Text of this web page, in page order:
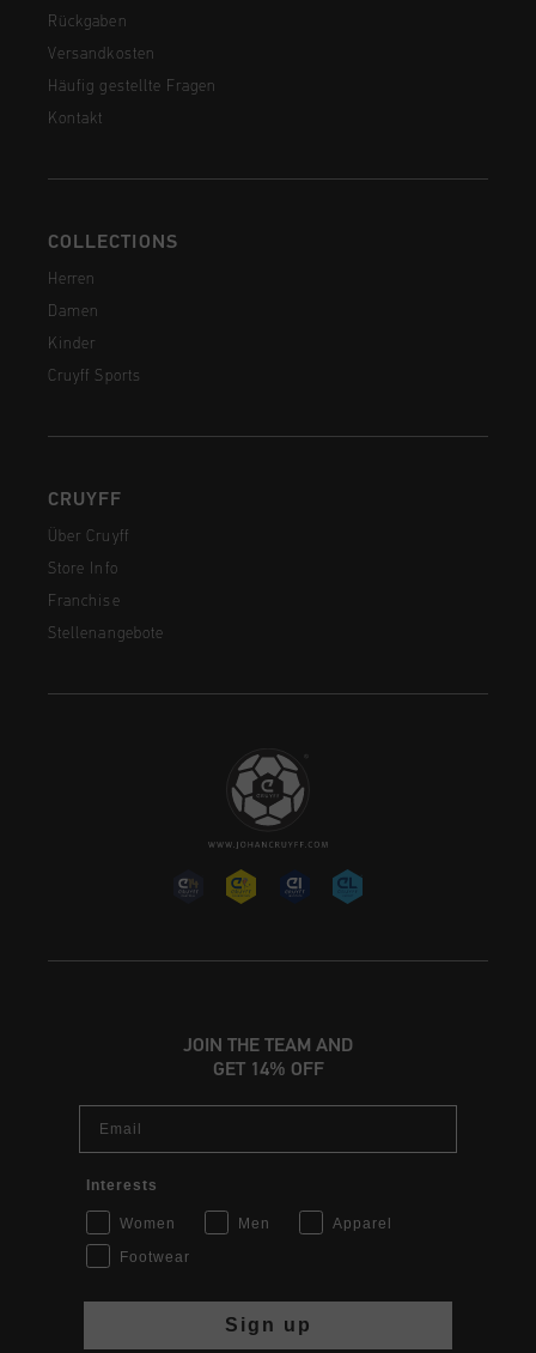
Rückgaben
Versandkosten
Häufig gestellte Fragen
Kontakt
COLLECTIONS
Herren
Damen
Kinder
Cruyff Sports
CRUYFF
Über Cruyff
Store Info
Franchise
Stellenangebote
JOIN THE TEAM AND
GET 14% OFF
Interests
Women Men
Apparel
Footwear
Sign up